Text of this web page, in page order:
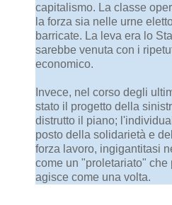
capitalismo. La classe
la forza sia nelle urne
barricate. La leva era lo
sarebbe venuta con i
economico.
Invece, nel corso degli
stato il progetto della
distrutto il piano;
posto della solidarietà e
forza lavoro, ingigantitasi
come un "proletariato" che
agisce come una volta.